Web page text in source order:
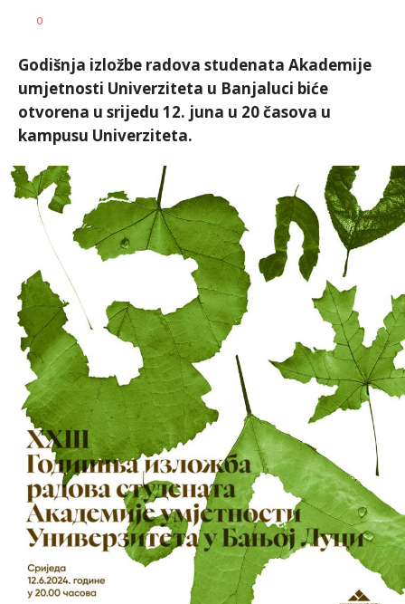
AUTOR
0
Godišnja izložbe radova studenata Akademije
umjetnosti Univerziteta u Banjaluci biće
otvorena u srijedu 12. juna u 20 časova u
kampusu Univerziteta.